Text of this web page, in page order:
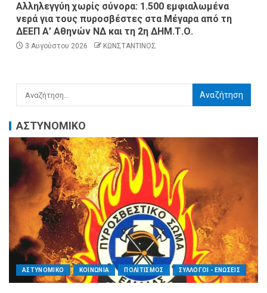
Αλληλεγγύη χωρίς σύνορα: 1.500 εμφιαλωμένα
νερά για τους πυροσβέστες στα Μέγαρα από τη
ΔΕΕΠ Α’ Αθηνών ΝΔ και τη 2η ΔΗΜ.Τ.Ο.
3 Αυγούστου 2026 ΚΩΝΣΤΑΝΤΙΝΟΣ
ΑΣΤΥΝΟΜΙΚΟ
ΑΣΤΥΝΟΜΙΚΟ ΚΟΙΝΩΝΙΑ ΠΟΛΙΤΙΣΜΟΣ ΣΥΛΛΟΓΟΙ - ΕΝΩΣΕΙΣ